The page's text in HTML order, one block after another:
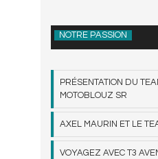
NOTRE PASSION
PRÉSENTATION DU
MOTOBLOUZ SR
AXEL MAURIN ET LE
VOYAGEZ AVEC T3